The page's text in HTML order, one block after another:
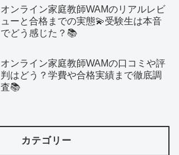
オンライン家庭教師WAMのリアルレビ
ューと合格までの実態💫受験生は本音
でどう感じた？📚
オンライン家庭教師WAMの口コミや評
判はどう？学費や合格実績まで徹底調
査📚
カテゴリー